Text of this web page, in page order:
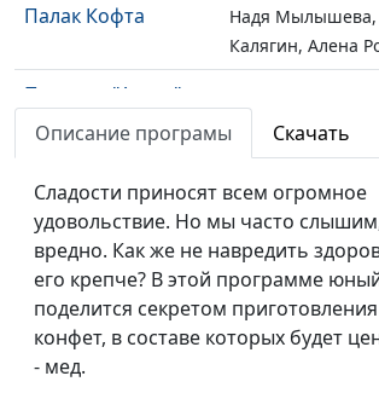
Палак Кофта
Надя Мылышева,
Калягин, Алена
Печенье "Азнак"
Ронжина, Витя
(белое)
Веселые поделки
Алексей Ронжин,
Ронжина, Алеша
(белое)
Пицца
Надя Малышева,
Малов, Алена
Описание програмы Скачать
Сладости приносят всем огромное
удовольствие. Но мы часто
вредно. Как же не навредить
его крепче? В этой программе
поделится секретом
конфет, в составе которых будет
- мед.